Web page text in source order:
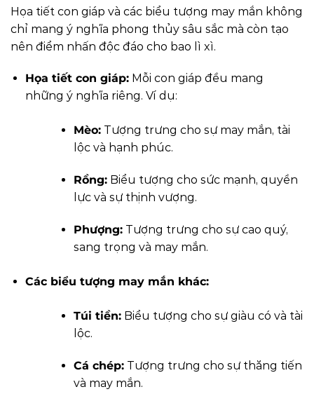
Họa tiết con giáp và các biểu tượng may mắn không
chỉ mang ý nghĩa phong thủy sâu sắc mà còn tạo
nên điểm nhấn độc đáo cho bao lì xì.
Họa tiết con giáp:Mỗi con giáp đều mang
những ý nghĩa riêng. Ví dụ:
Mèo:Tượng trưng cho sự may mắn, tài
lộc và hạnh phúc.
Rồng:Biểu tượng cho sức mạnh, quyền
lực và sự thịnh vượng.
Phượng:Tượng trưng cho sự cao quý,
sang trọng và may mắn.
Các biểu tượng may mắn khác:
Túi tiền:Biểu tượng cho sự giàu có và tài
lộc.
Cá chép:Tượng trưng cho sự thăng tiến
và may mắn.